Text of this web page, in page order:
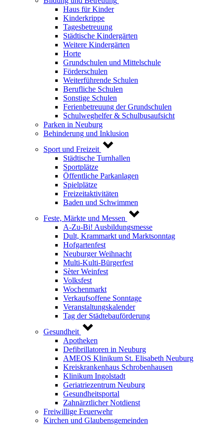
Haus für Kinder
Kinderkrippe
Tagesbetreuung
Städtische Kindergärten
Weitere Kindergärten
Horte
Grundschulen und Mittelschule
Förderschulen
Weiterführende Schulen
Berufliche Schulen
Sonstige Schulen
Ferienbetreuung der Grundschulen
Schulweghelfer & Schulbusaufsicht
Parken in Neuburg
Behinderung und Inklusion
Sport und Freizeit
Städtische Turnhallen
Sportplätze
Öffentliche Parkanlagen
Spielplätze
Freizeitaktivitäten
Baden und Schwimmen
Feste, Märkte und Messen
A-Zu-Bi! Ausbildungsmesse
Dult, Krammarkt und Marktsonntag
Hofgartenfest
Neuburger Weihnacht
Multi-Kulti-Bürgerfest
Sèter Weinfest
Volksfest
Wochenmarkt
Verkaufsoffene Sonntage
Veranstaltungskalender
Tag der Städtebauförderung
Gesundheit
Apotheken
Defibrillatoren in Neuburg
AMEOS Klinikum St. Elisabeth Neuburg
Kreiskrankenhaus Schrobenhausen
Klinikum Ingolstadt
Geriatriezentrum Neuburg
Gesundheitsportal
Zahnärztlicher Notdienst
Freiwillige Feuerwehr
Kirchen und Glaubensgemeinden